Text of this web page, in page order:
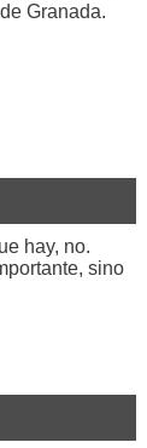
Granada.
hay, no.
sino